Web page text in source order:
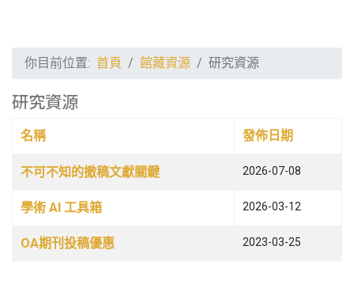
你目前位置: 首頁 館藏資源 研究資源
研究資源
文章列表
名稱 發佈日期
不可不知的撤稿文獻關鍵 2026-07-08
學術 AI 工具箱 2026-03-12
OA期刊投稿優惠 2023-03-25